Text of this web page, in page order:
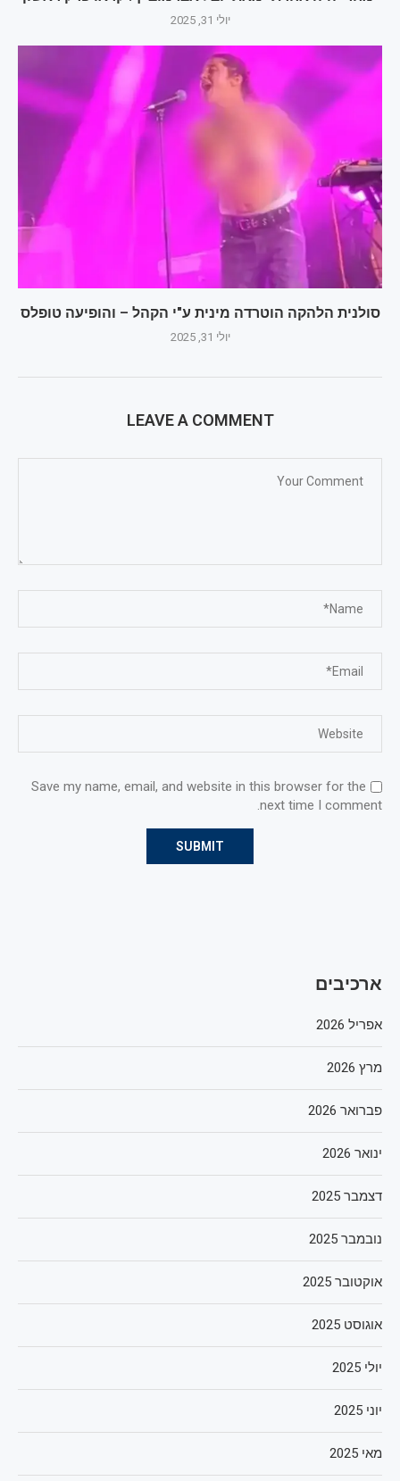
יולי 31, 2025
סולנית הלהקה הוטרדה מינית ע"י הקהל – והופיעה טופלס
יולי 31, 2025
LEAVE A COMMENT
Save my name, email, and website in this browser for the
next time I comment.
ארכיבים
אפריל 2026
מרץ 2026
פברואר 2026
ינואר 2026
דצמבר 2025
נובמבר 2025
אוקטובר 2025
אוגוסט 2025
יולי 2025
יוני 2025
מאי 2025